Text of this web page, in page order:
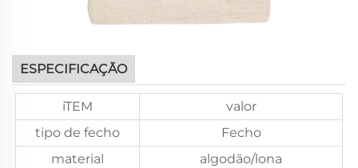
ESPECIFICAÇÃO
iTEM
valor
tipo de fecho
Fecho
material
algodão/lona